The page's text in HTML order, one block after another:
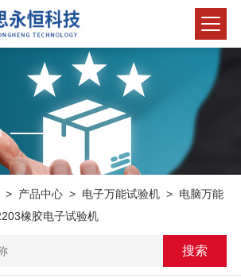
> 产品中心> 电子万能试验机> 电脑万能
橡胶电子试验机